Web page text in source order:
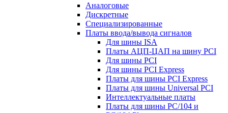
Аналоговые
Дискретные
Специализированные
Платы ввода/вывода сигналов
Для шины ISA
Платы АЦП-ЦАП на шину PCI
Для шины PCI
Для шины PCI Express
Платы для шины PCI Express
Платы для шины Universal PCI
Интеллектуальные платы
Платы для шины PC/104 и